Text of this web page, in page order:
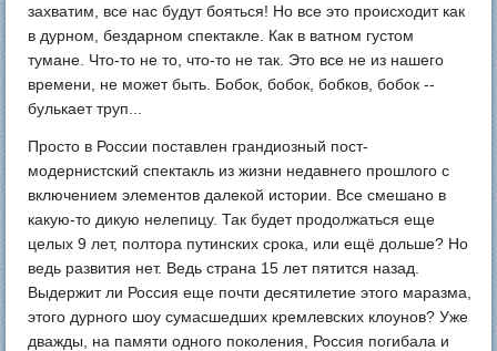
захватим, все нас будут бояться! Но все это происходит как
в дурном, бездарном спектакле. Как в ватном густом
тумане. Что-то не то, что-то не так. Это все не из нашего
времени, не может быть. Бобок, бобок, бобков, бобок --
булькает труп...
Просто в России поставлен грандиозный пост-
модернистский спектакль из жизни недавнего прошлого с
включением элементов далекой истории. Все смешано в
какую-то дикую нелепицу. Так будет продолжаться еще
целых 9 лет, полтора путинских срока, или ещё дольше? Но
ведь развития нет. Ведь страна 15 лет пятится назад.
Выдержит ли Россия еще почти десятилетие этого маразма,
этого дурного шоу сумасшедших кремлевских клоунов? Уже
дважды, на памяти одного поколения, Россия погибала и